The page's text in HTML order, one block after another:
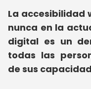
La accesibilidad
nunca en la
digital es un
todas las
de sus